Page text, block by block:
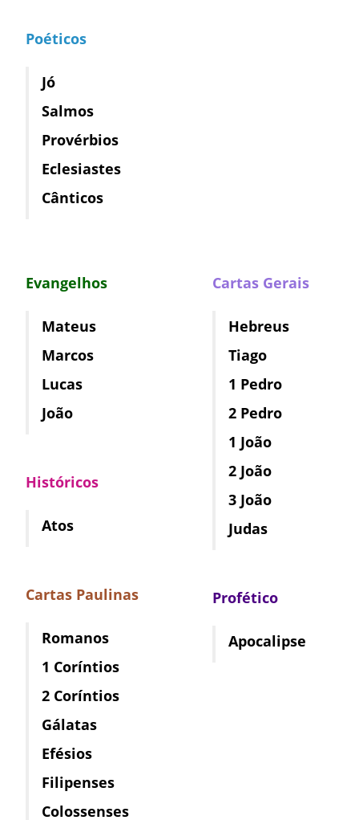
Poéticos
Jó
Salmos
Provérbios
Eclesiastes
Cânticos
Evangelhos
Mateus
Marcos
Lucas
João
Históricos
Atos
Cartas Paulinas
Romanos
1 Coríntios
2 Coríntios
Gálatas
Efésios
Filipenses
Colossenses
Cartas Gerais
Hebreus
Tiago
1 Pedro
2 Pedro
1 João
2 João
3 João
Judas
Profético
Apocalipse